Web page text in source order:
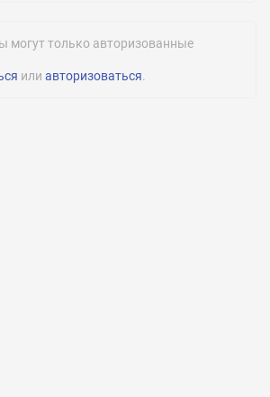
могут только авторизованные
или авторизоваться.